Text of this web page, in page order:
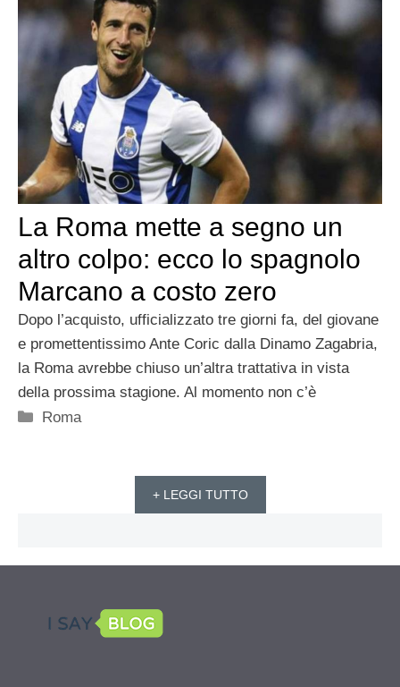
La Roma mette a segno un
altro colpo: ecco lo spagnolo
Marcano a costo zero
Dopo l’acquisto, ufficializzato tre giorni fa, del giovane
e promettentissimo Ante Coric dalla Dinamo Zagabria,
la Roma avrebbe chiuso un’altra trattativa in vista
della prossima stagione. Al momento non c’è
Categorie
Roma
+ LEGGI TUTTO